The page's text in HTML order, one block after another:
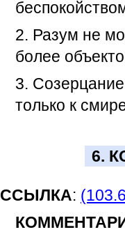
2. Разум не
более
3.
только к
6.
ССЫЛКА: